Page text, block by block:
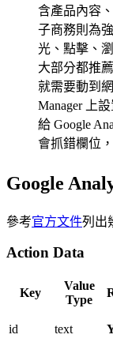
含產品內容
子商務則為
光、點擊、
大部分都推
就需要動到
Manager 上
給 Google
會抓錯欄位
Google
參考官方文件列出
Action Data
Key
Value
Type
id text